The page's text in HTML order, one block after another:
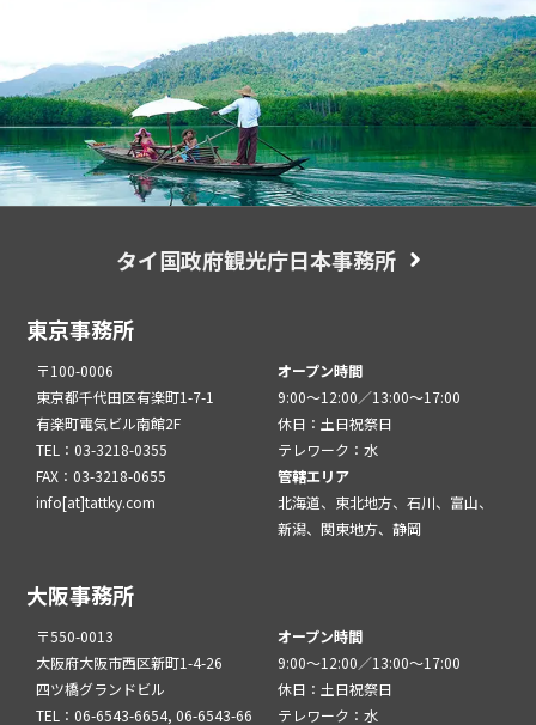
タイ国政府観光庁日本事務所
東京事務所
〒100-0006
東京都千代田区有楽町1-7-1
有楽町電気ビル南館2F
TEL：03-3218-0355
FAX：03-3218-0655
info[at]tattky.com
オープン時間
9:00～12:00／13:00～17:00
休日：土日祝祭日
テレワーク：水
管轄エリア
北海道、東北地方、石川、富山、
新潟、関東地方、静岡
大阪事務所
〒550-0013
大阪府大阪市西区新町1-4-26
四ツ橋グランドビル
TEL：06-6543-6654, 06-6543-66
オープン時間
9:00～12:00／13:00～17:00
休日：土日祝祭日
テレワーク：水